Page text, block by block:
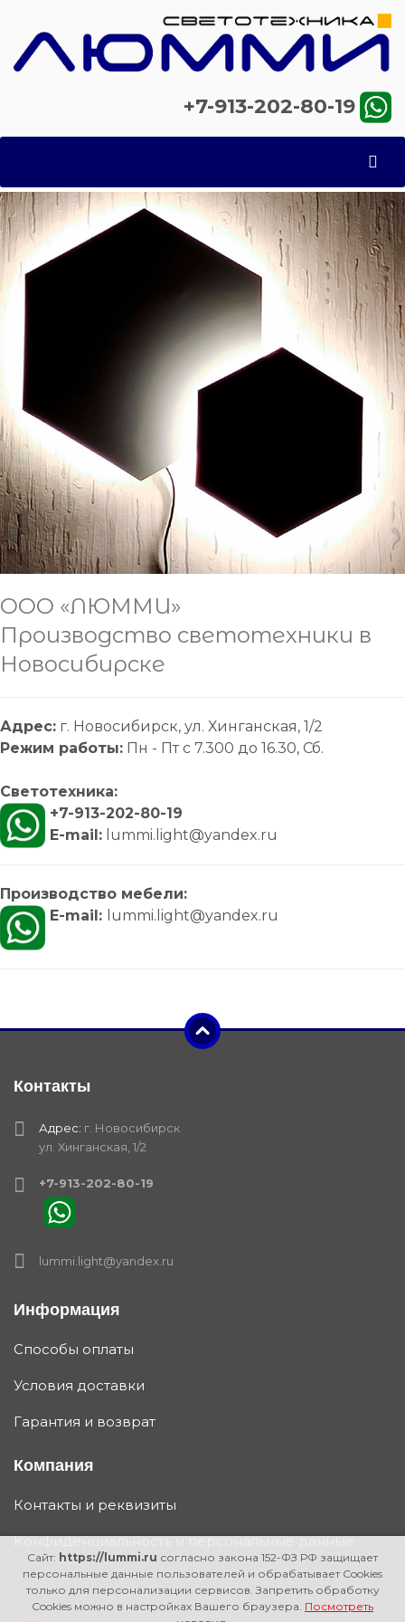
+7-913-202-80-19
ООО «ЛЮММИ»
Производство светотехники в
Новосибирске
Адрес: г. Новосибирск, ул. Хинганская, 1/2
Режим работы: Пн - Пт с 7.300 до 16.30, Сб.
Светотехника:
+7-913-202-80-19
E-mail: lummi.light@yandex.ru
Производство мебели:
E-mail: lummi.light@yandex.ru
Контакты
Адрес: г. Новосибирск
ул. Хинганская, 1/2
+7-913-202-80-19
lummi.light@yandex.ru
Информация
Способы оплаты
Условия доставки
Гарантия и возврат
Компания
Контакты и реквизиты
Конфиденциальность и персональные данные
Сайт: https://lummi.ru согласно закона 152-ФЗ РФ защищает
персональные данные пользователей и обрабатывает Cookies
только для персонализации сервисов. Запретить обработку
Cookies можно в настройках Вашего браузера. Посмотреть